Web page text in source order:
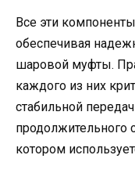
Все эти
обеспечивая
шаровой муфты.
каждого из них
стабильной
продолжительного
котором